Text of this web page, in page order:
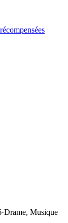
·Drame, Musique